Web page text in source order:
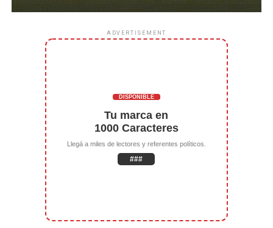
ADVERTISEMENT
DISPONIBLE
Tu marca en
1000 Caracteres
Llegá a miles de lectores y referentes políticos.
###